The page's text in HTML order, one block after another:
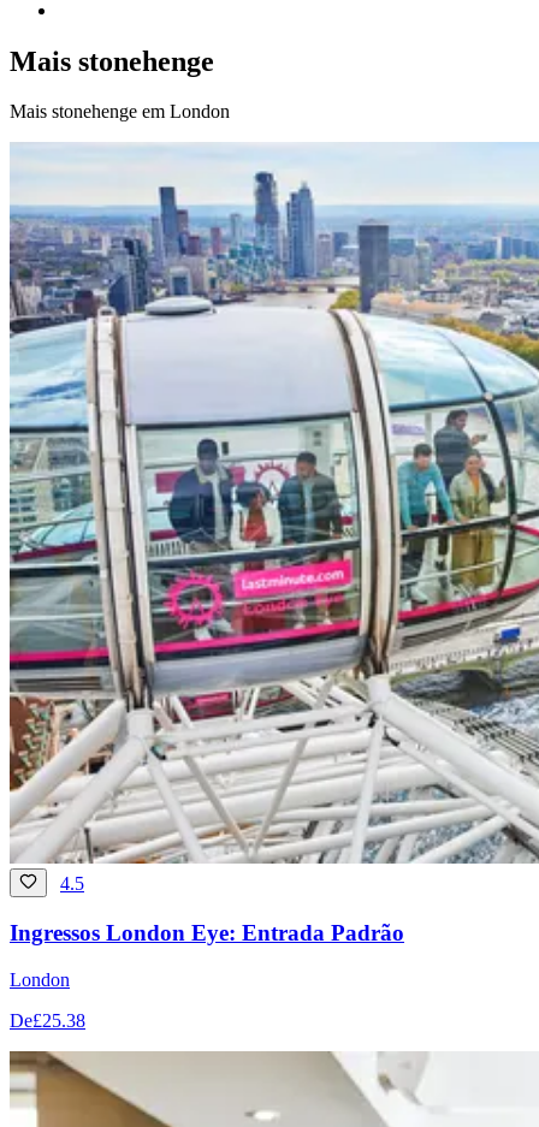
Mais stonehenge
Mais stonehenge em London
4.5
Ingressos London Eye: Entrada Padrão
London
De£25.38